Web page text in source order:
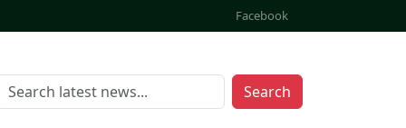
Facebook
Search